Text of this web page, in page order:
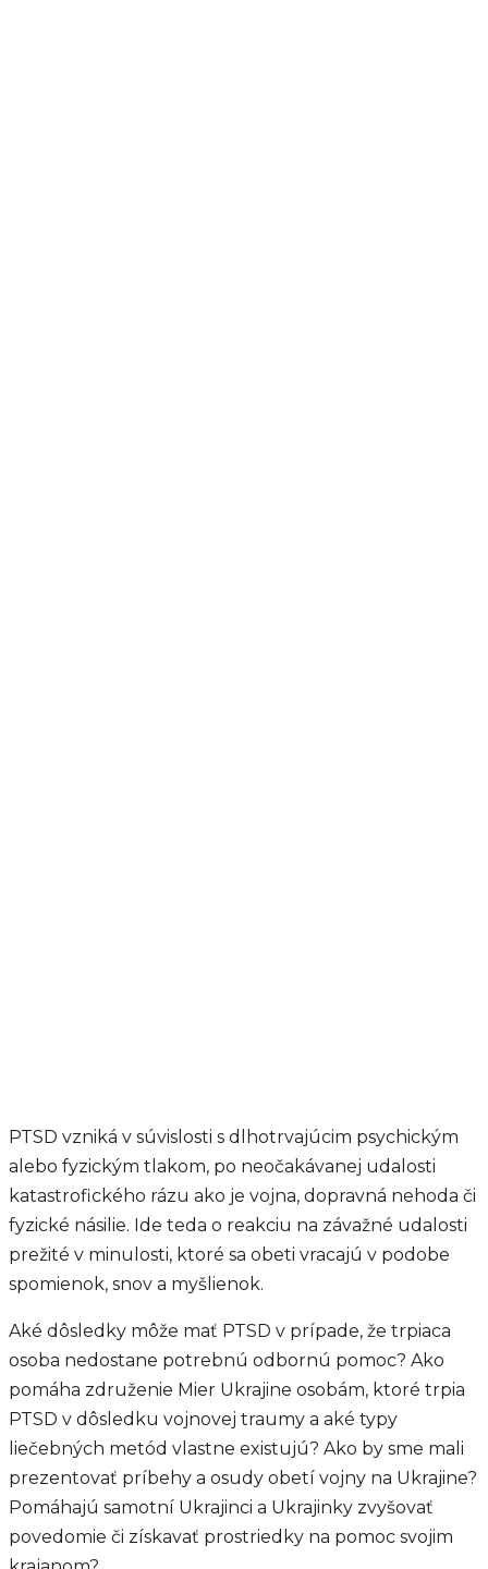
PTSD vzniká v súvislosti s dlhotrvajúcim psychickým
alebo fyzickým tlakom, po neočakávanej udalosti
katastrofického rázu ako je vojna, dopravná nehoda či
fyzické násilie. Ide teda o reakciu na závažné udalosti
prežité v minulosti, ktoré sa obeti vracajú v podobe
spomienok, snov a myšlienok.
Aké dôsledky môže mať PTSD v prípade, že trpiaca
osoba nedostane potrebnú odbornú pomoc? Ako
pomáha združenie Mier Ukrajine osobám, ktoré trpia
PTSD v dôsledku vojnovej traumy a aké typy
liečebných metód vlastne existujú? Ako by sme mali
prezentovať príbehy a osudy obetí vojny na Ukrajine?
Pomáhajú samotní Ukrajinci a Ukrajinky zvyšovať
povedomie či získavať prostriedky na pomoc svojim